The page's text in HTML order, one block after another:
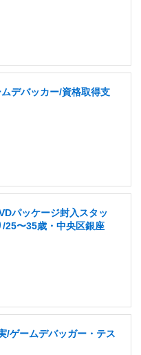
デバッカー/資格取得支
パッケージ封入スタッ
25〜35歳・中央区銀座
/ゲームデバッガー・テス